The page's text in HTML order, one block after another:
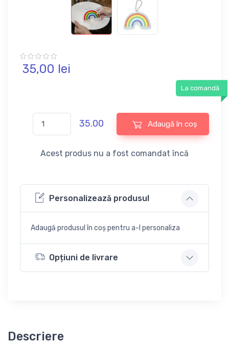
35,00 lei
La comandă
35.00 Adaugă în coș
Acest produs nu a fost comandat încă
Personalizează produsul
Adaugă produsul în coș pentru a-l personaliza
Opțiuni de livrare
Descriere